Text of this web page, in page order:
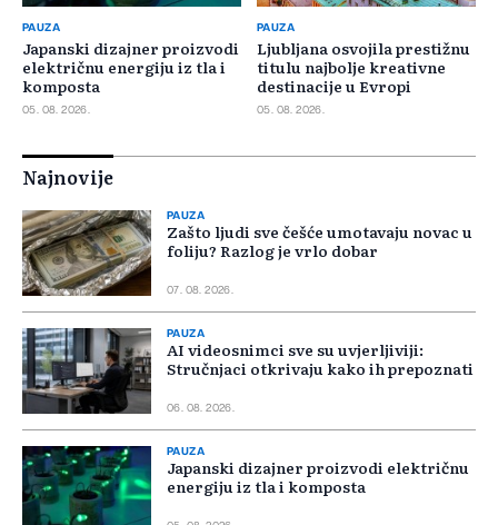
PAUZA
Japanski dizajner proizvodi
električnu energiju iz tla i
komposta
05. 08. 2026.
PAUZA
Ljubljana osvojila prestižnu
titulu najbolje kreativne
destinacije u Evropi
05. 08. 2026.
Najnovije
PAUZA
Zašto ljudi sve češće umotavaju novac u
foliju? Razlog je vrlo dobar
07. 08. 2026.
PAUZA
AI videosnimci sve su uvjerljiviji:
Stručnjaci otkrivaju kako ih prepoznati
06. 08. 2026.
PAUZA
Japanski dizajner proizvodi električnu
energiju iz tla i komposta